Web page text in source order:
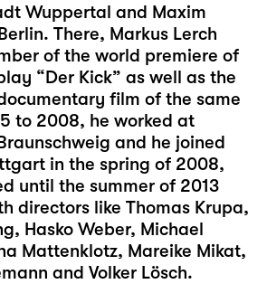
Wuppertal and Maxim
There, Markus Lerch
of the world premiere of
“Der Kick” as well as the
film of the same
to 2008, he worked at
and he joined
in the spring of 2008,
until the summer of 2013
directors like Thomas Krupa,
Hasko Weber, Michael
Mattenklotz, Mareike Mikat,
and Volker Lösch.